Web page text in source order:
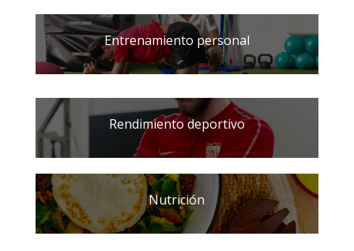
Entrenamiento personal
Rendimiento deportivo
Nutrición